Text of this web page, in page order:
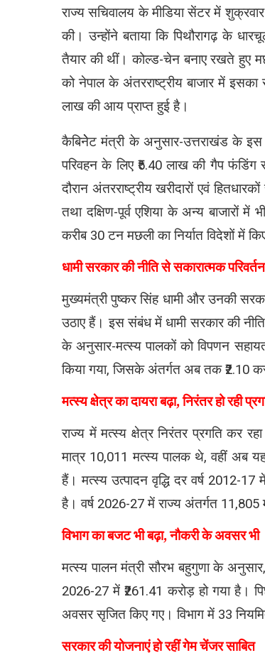
राज्य सचिवालय के मीडिया सेंटर में
की। उन्होंने बताया कि पिथौरागढ़ के
तैयार की थीं। कोल्ड-चेन बनाए रखते हुए
को नेपाल के अंतरराष्ट्रीय बाजार में
लाख की आय प्राप्त हुई है।
कैबिनेेट मंत्री के अनुसार-उत्तराखंड के इस
परिवहन के लिए ₹5.40 लाख की गैप
दौरान अंतरराष्ट्रीय खरीदारों एवं
तथा दक्षिण-पूर्व एशिया के अन्य बाजारों
करीब 30 टन मछली का निर्यात विदेशों में
धामी सरकार की नीति से सकारात्मक परिवर्तन
मुख्यमंत्री पुष्कर सिंह धामी और उनकी
उठाए हैं। इस संबंध में धामी सरकार की
के अनुसार-मत्स्य पालकों को विपणन
किया गया, जिसके अंतर्गत अब तक ₹2.10
मत्स्य क्षेत्र का दायरा बढ़ा, निरंतर हो रही
राज्य में मत्स्य क्षेत्र निरंतर प्रगति कर
मात्र 10,011 मत्स्य पालक थे, वहीं अब
हैं। मत्स्य उत्पादन वृद्धि दर वर्ष 2012-
है। वर्ष 2026-27 में राज्य अंतर्गत
विभाग का बजट भी बढ़ा, नौकरी के अवसर भी
मत्स्य पालन मंत्री सौरभ बहुगुणा के
2026-27 में ₹261.41 करोड़ हो गया है।
अवसर सृजित किए गए। विभाग में 33
सरकार की योजनाएं हो रहीं गेम चेंजर साबित